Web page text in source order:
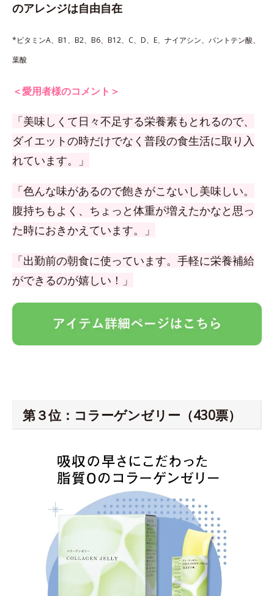
のアレンジは自由自在
*ビタミンA、B1、B2、B6、B12、C、D、E、ナイアシン、パントテン酸、
葉酸
＜愛用者様のコメント＞
「美味しくて日々不足する栄養素もとれるので、
ダイエットの時だけでなく普段の食生活に取り入
れています。」
「色んな味があるので飽きがこないし美味しい。
腹持ちもよく、ちょっと体重が増えたかなと思っ
た時におきかえています。」
「出勤前の朝食に使っています。手軽に栄養補給
ができるのが嬉しい！」
第３位：コラーゲンゼリー（430票）